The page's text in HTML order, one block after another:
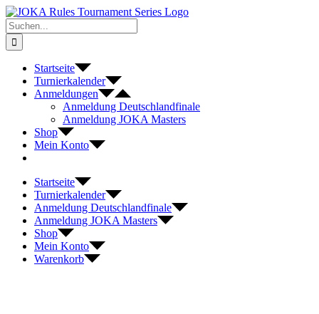
Zum
Inhalt
springen
Suche
nach:
Startseite
Turnierkalender
Anmeldungen
Anmeldung Deutschlandfinale
Anmeldung JOKA Masters
Shop
Mein Konto
Startseite
Turnierkalender
Anmeldung Deutschlandfinale
Anmeldung JOKA Masters
Shop
Mein Konto
Warenkorb